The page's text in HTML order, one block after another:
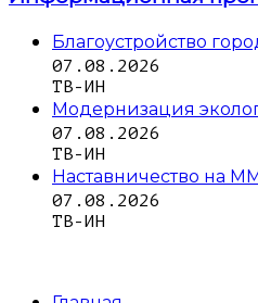
Благоустройство
07.08.2026
ТВ-ИН
Модернизация
07.08.2026
ТВ-ИН
Наставничество на
07.08.2026
ТВ-ИН